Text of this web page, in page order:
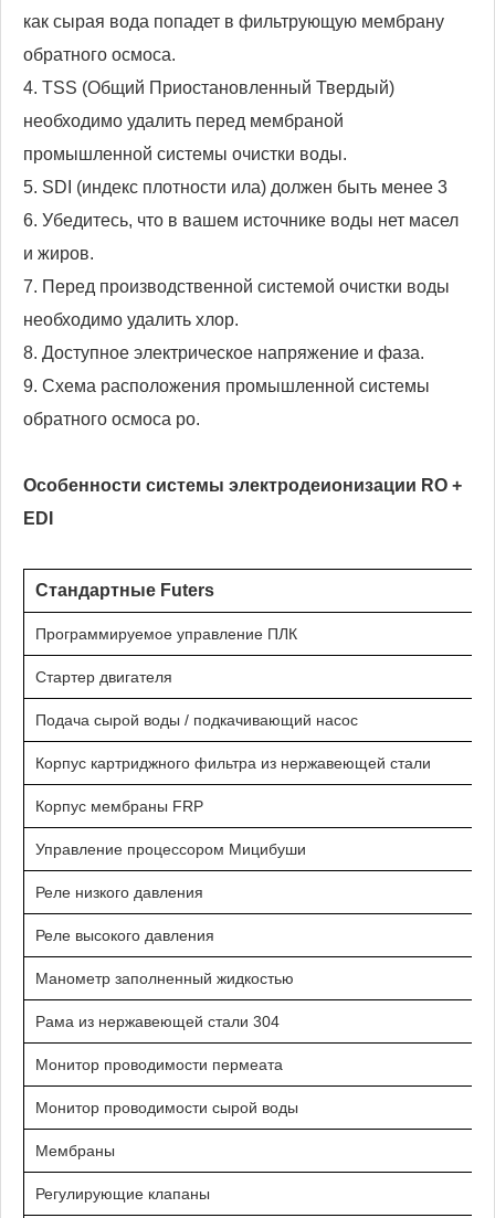
как сырая вода попадет в фильтрующую мембрану
обратного осмоса.
4. TSS (Общий Приостановленный Твердый)
необходимо удалить перед мембраной
промышленной системы очистки воды.
5. SDI (индекс плотности ила) должен быть менее 3
6. Убедитесь, что в вашем источнике воды нет масел
и жиров.
7. Перед производственной системой очистки воды
необходимо удалить хлор.
8. Доступное электрическое напряжение и фаза.
9. Схема расположения промышленной системы
обратного осмоса ро.
Особенности системы электродеионизации RO +
EDI
Стандартные Futers
Программируемое управление ПЛК
Стартер двигателя
Подача сырой воды / подкачивающий насос
Корпус картриджного фильтра из нержавеющей стали
Корпус мембраны FRP
Управление процессором Мицибуши
Реле низкого давления
Реле высокого давления
Манометр заполненный жидкостью
Рама из нержавеющей стали 304
Монитор проводимости пермеата
Монитор проводимости сырой воды
Мембраны
Регулирующие клапаны